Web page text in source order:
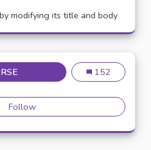
modifying its title and body
CRÉATION D'UN RÉSEAU DE
Création d'un
152
FollowCréation d'un réseau de